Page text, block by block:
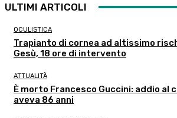
ULTIMI ARTICOLI
OCULISTICA
Trapianto di cornea ad altissimo
Gesù, 18 ore di intervento
ATTUALITÀ
È morto Francesco Guccini: addio al
aveva 86 anni